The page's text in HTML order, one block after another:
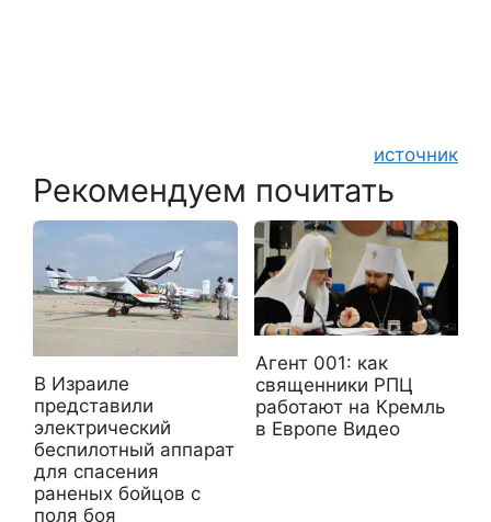
источник
Рекомендуем почитать
В Израиле
представили
электрический
беспилотный аппарат
для спасения
раненых бойцов с
поля боя
Агент 001: как
священники РПЦ
работают на Кремль
в Европе Видео